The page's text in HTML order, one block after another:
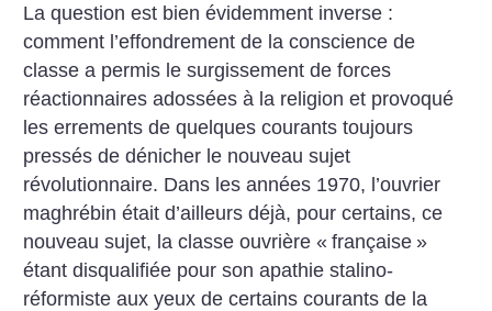
La question est bien évidemment inverse :
comment l’effondrement de la conscience de
classe a permis le surgissement de forces
réactionnaires adossées à la religion et provoqué
les errements de quelques courants toujours
pressés de dénicher le nouveau sujet
révolutionnaire. Dans les années 1970, l’ouvrier
maghrébin était d’ailleurs déjà, pour certains, ce
nouveau sujet, la classe ouvrière « française »
étant disqualifiée pour son apathie stalino-
réformiste aux yeux de certains courants de la